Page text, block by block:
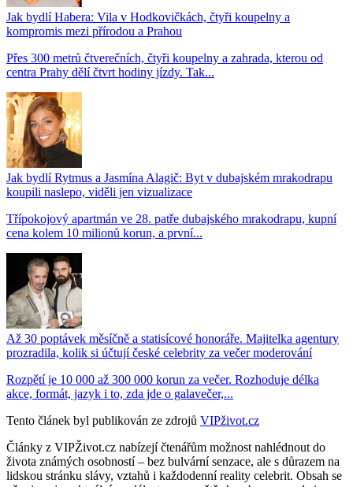
Jak bydlí Habera: Vila v Hodkovičkách, čtyři koupelny a
kompromis mezi přírodou a Prahou
Přes 300 metrů čtverečních, čtyři koupelny a zahrada, kterou od
centra Prahy dělí čtvrt hodiny jízdy. Tak...
Jak bydlí Rytmus a Jasmína Alagič: Byt v dubajském mrakodrapu
koupili naslepo, viděli jen vizualizace
Třípokojový apartmán ve 28. patře dubajského mrakodrapu, kupní
cena kolem 10 milionů korun, a první...
Až 30 poptávek měsíčně a statisícové honoráře. Majitelka agentury
prozradila, kolik si účtují české celebrity za večer moderování
Rozpětí je 10 000 až 300 000 korun za večer. Rozhoduje délka
akce, formát, jazyk i to, zda jde o galavečer,...
Tento článek byl publikován ze zdrojů VIPživot.cz
Články z VIPŽivot.cz nabízejí čtenářům možnost nahlédnout do
života známých osobností – bez bulvární senzace, ale s důrazem na
lidskou stránku slávy, vztahů i každodenní reality celebrit. Obsah se